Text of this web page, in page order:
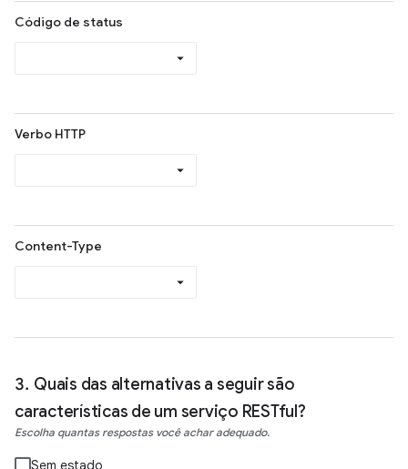
Código de status
Verbo HTTP
Content-Type
Quais das alternativas a seguir são
características de um serviço RESTful?
Escolha quantas respostas você achar adequado.
Sem estado